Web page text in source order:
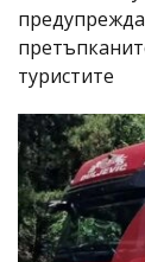
туристите